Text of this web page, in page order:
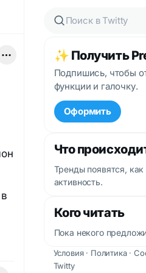
✨ Получить
Подпишись, чтобы
функции и галочку.
Оформить
Что
Тренды появятся, как
активность.
Кого читать
Пока некого
Условия· Политика·
Twitty